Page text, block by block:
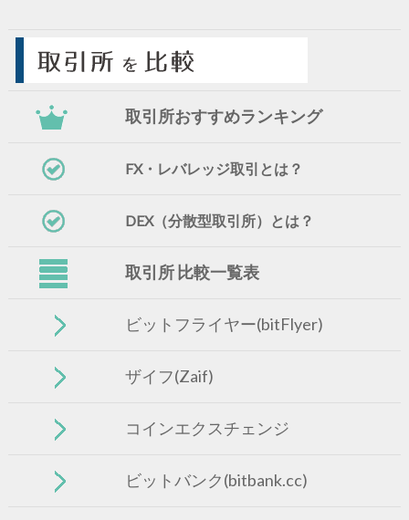
取引所おすすめランキング
FX・レバレッジ取引とは？
DEX（分散型取引所）とは？
取引所 比較一覧表
ビットフライヤー(bitFlyer)
ザイフ(Zaif)
コインエクスチェンジ
ビットバンク(bitbank.cc)